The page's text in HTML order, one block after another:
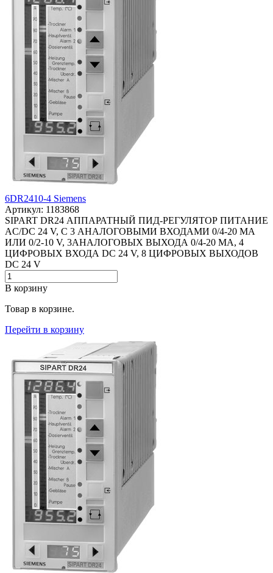
6DR2410-4 Siemens
Артикул: 1183868
SIPART DR24 АППАРАТНЫЙ ПИД-РЕГУЛЯТОР ПИТАНИЕ
AC/DC 24 V, С 3 АНАЛОГОВЫМИ ВХОДАМИ 0/4-20 MA
ИЛИ 0/2-10 V, 3АНАЛОГОВЫХ ВЫХОДА 0/4-20 MA, 4
ЦИФРОВЫХ ВХОДА DC 24 V, 8 ЦИФРОВЫХ ВЫХОДОВ
DC 24 V
В корзину
Товар в корзине.
Перейти в корзину